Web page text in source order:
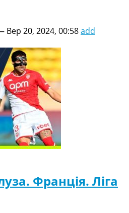
Вер 20, 2024, 00:58add
Франція. Ліга